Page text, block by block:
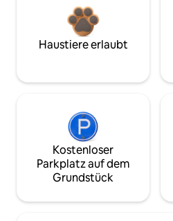
Haustiere erlaubt
Kostenloser
Parkplatz auf dem
Grundstück